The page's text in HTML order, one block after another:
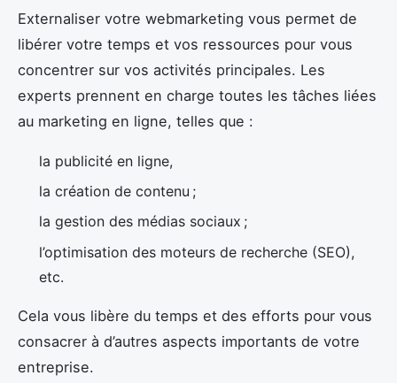
Externaliser votre webmarketing vous permet de
libérer votre temps et vos ressources pour vous
concentrer sur vos activités principales. Les
experts prennent en charge toutes les tâches liées
au marketing en ligne, telles que :
la publicité en ligne,
la création de contenu ;
la gestion des médias sociaux ;
l’optimisation des moteurs de recherche (SEO),
etc.
Cela vous libère du temps et des efforts pour vous
consacrer à d’autres aspects importants de votre
entreprise.